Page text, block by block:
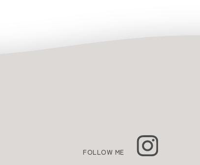
FOLLOW ME